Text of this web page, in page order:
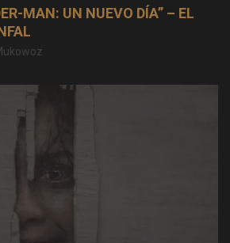
MAN: UN NUEVO DÍA” – EL